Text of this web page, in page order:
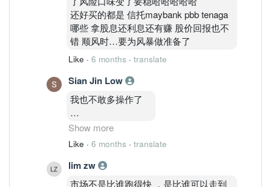
还好买的都是 信托maybank pbb tenaga
哪些 拿股息还利息还有赚 股价回报也不
错 顺风时…要为风暴做准备了
Like · 6 months · translate
Sian Jin Low
我也不敢多操作了
风头过盛
物极必反
Show more
Like · 6 months · translate
lim zw
市场不是比谁跑得快 ，是比谁可以走到